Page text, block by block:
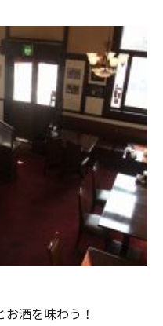
酒を味わう！